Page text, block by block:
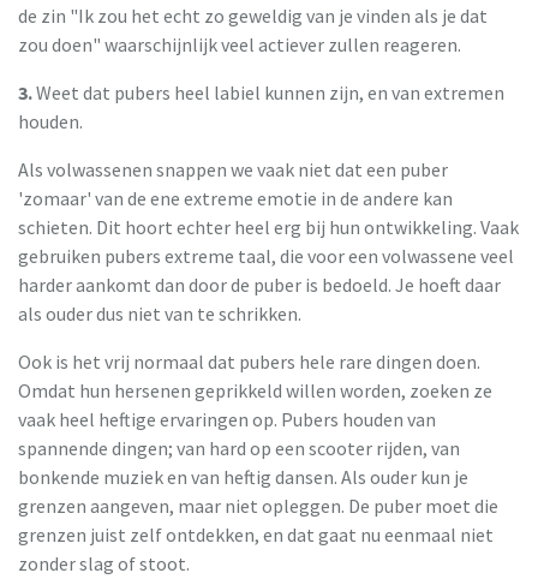
de zin "Ik zou het echt zo geweldig van je vinden als je dat
zou doen" waarschijnlijk veel actiever zullen reageren.
3.Weet dat pubers heel labiel kunnen zijn, en van extremen
houden.
Als volwassenen snappen we vaak niet dat een puber
'zomaar' van de ene extreme emotie in de andere kan
schieten. Dit hoort echter heel erg bij hun ontwikkeling. Vaak
gebruiken pubers extreme taal, die voor een volwassene veel
harder aankomt dan door de puber is bedoeld. Je hoeft daar
als ouder dus niet van te schrikken.
Ook is het vrij normaal dat pubers hele rare dingen doen.
Omdat hun hersenen geprikkeld willen worden, zoeken ze
vaak heel heftige ervaringen op. Pubers houden van
spannende dingen; van hard op een scooter rijden, van
bonkende muziek en van heftig dansen. Als ouder kun je
grenzen aangeven, maar niet opleggen. De puber moet die
grenzen juist zelf ontdekken, en dat gaat nu eenmaal niet
zonder slag of stoot.